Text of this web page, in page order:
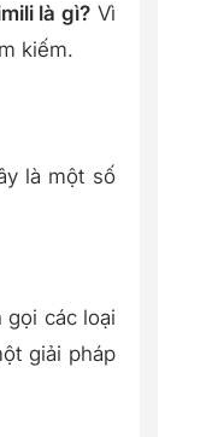
là gì? Vì
kiếm.
là một số
gọi các loại
giải pháp